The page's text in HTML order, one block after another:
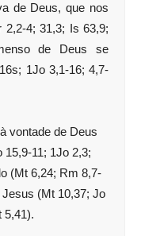
de Deus, que nos
2,2-4; 31,3; Is 63,9;
de Deus se
1Jo 3,1-16; 4,7-
vontade de Deus
15,9-11; 1Jo 2,3;
(Mt 6,24; Rm 8,7-
Jesus (Mt 10,37; Jo
5,41).